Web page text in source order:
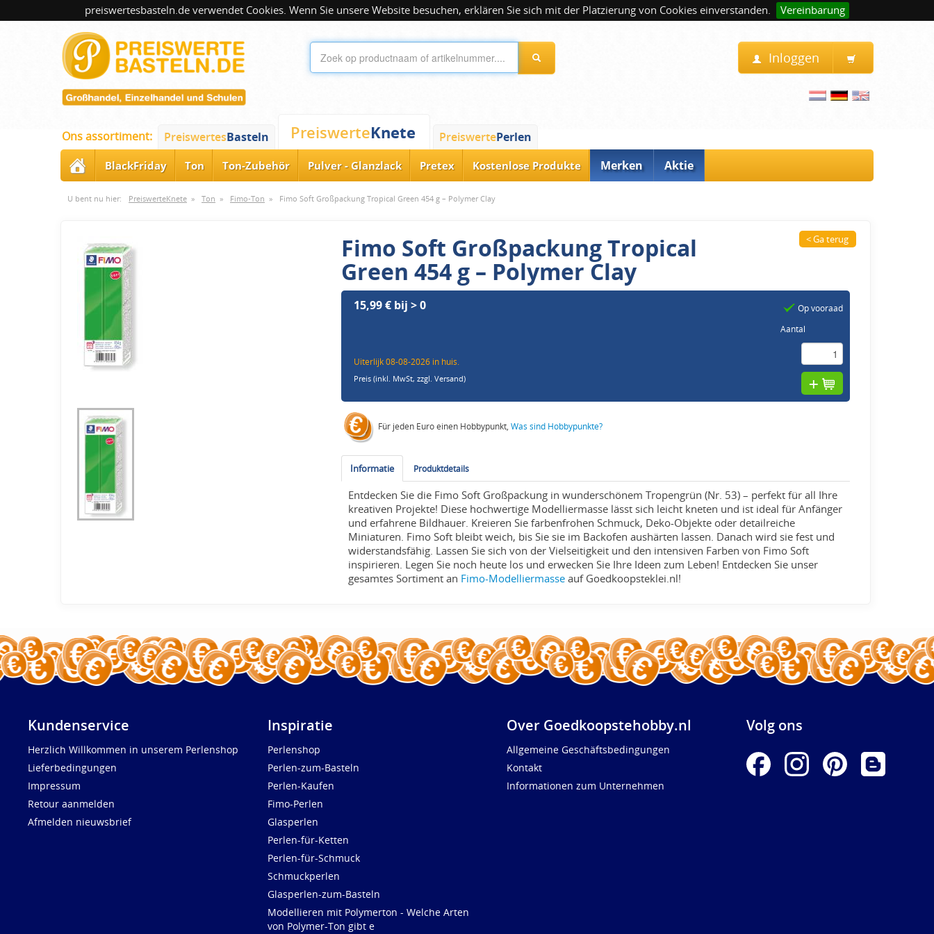
preiswertesbasteln.de verwendet Cookies. Wenn Sie unsere Website besuchen, erklären Sie sich mit der Platzierung von Cookies einverstanden. Vereinbarung
Inloggen
Ons assortiment: PreiswertesBasteln PreiswerteKnete PreiswertePerlen
BlackFriday Ton Ton-Zubehör Pulver - Glanzlack Pretex Kostenlose Produkte Merken Aktie
U bent nu hier: PreiswerteKnete » Ton » Fimo-Ton » Fimo Soft Großpackung Tropical Green 454 g – Polymer Clay
Fimo Soft Großpackung Tropical
Green 454 g – Polymer Clay
< Ga terug
15,99 € bij > 0
Uiterlijk 08-08-2026 in huis.
Preis (inkl. MwSt,zzgl. Versand)
Op vooraad
Aantal
Für jeden Euro einen Hobbypunkt,Was sind Hobbypunkte?
Informatie Produktdetails
Entdecken Sie die Fimo Soft Großpackung in wunderschönem Tropengrün (Nr. 53) – perfekt für all Ihre
kreativen Projekte! Diese hochwertige Modelliermasse lässt sich leicht kneten und ist ideal für Anfänger
und erfahrene Bildhauer. Kreieren Sie farbenfrohen Schmuck, Deko-Objekte oder detailreiche
Miniaturen. Fimo Soft bleibt weich, bis Sie sie im Backofen aushärten lassen. Danach wird sie fest und
widerstandsfähig. Lassen Sie sich von der Vielseitigkeit und den intensiven Farben von Fimo Soft
inspirieren. Legen Sie noch heute los und erwecken Sie Ihre Ideen zum Leben! Entdecken Sie unser
gesamtes Sortiment an Fimo-Modelliermasse auf Goedkoopsteklei.nl!
Kundenservice
Herzlich Willkommen in unserem Perlenshop
Lieferbedingungen
Impressum
Retour aanmelden
Afmelden nieuwsbrief
Inspiratie
Perlenshop
Perlen-zum-Basteln
Perlen-Kaufen
Fimo-Perlen
Glasperlen
Perlen-für-Ketten
Perlen-für-Schmuck
Schmuckperlen
Glasperlen-zum-Basteln
Modellieren mit Polymerton - Welche Arten
von Polymer-Ton gibt e
Over Goedkoopstehobby.nl
Allgemeine Geschäftsbedingungen
Kontakt
Informationen zum Unternehmen
Volg ons